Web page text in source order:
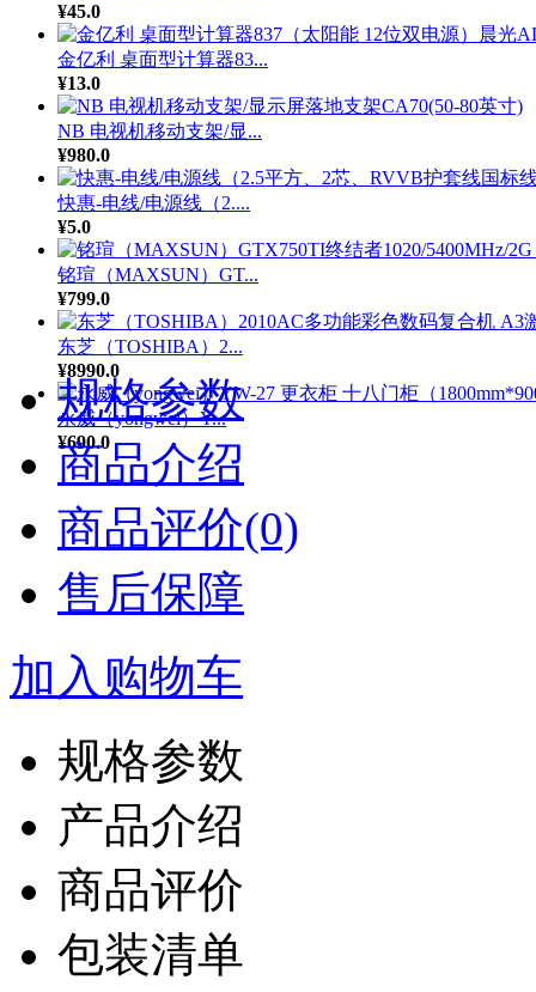
¥45.0
金亿利 桌面型计算器83...
¥13.0
NB 电视机移动支架/显...
¥980.0
快惠-电线/电源线（2....
¥5.0
铭瑄（MAXSUN）GT...
¥799.0
东芝（TOSHIBA）2...
¥8990.0
永威（yongwei）Y...
¥690.0
规格参数
商品介绍
商品评价(0)
售后保障
加入购物车
规格参数
产品介绍
商品评价
包装清单